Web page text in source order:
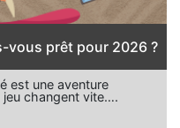
vous prêt pour 2026 ?
est une aventure
jeu changent vite….